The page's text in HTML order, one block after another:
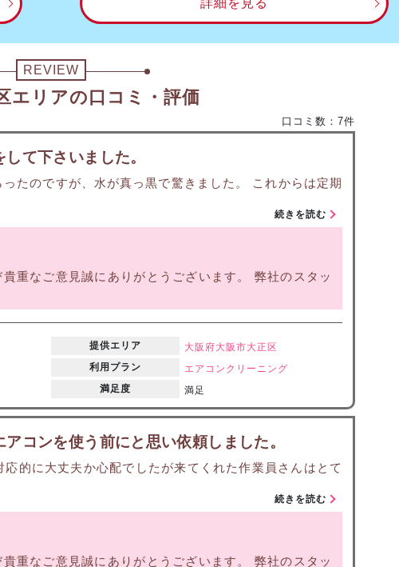
REVIEW
エリアの口コミ・評価
口コミ数：7件
て下さいました。
たのですが、水が真っ黒で驚きました。 これからは定期
続きを読む
重なご意見誠にありがとうございます。 弊社のスタッ
提供エリア 大阪府大阪市大正区
利用プラン
エアコンクリーニング
満足度
満足
コンを使う前にと思い依頼しました。
的に大丈夫か心配でしたが来てくれた作業員さんはとて
続きを読む
重なご意見誠にありがとうございます。 弊社のスタッ